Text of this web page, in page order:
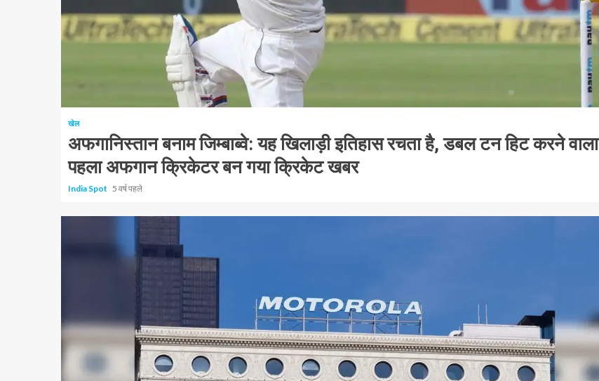
खेल
अफगानिस्तान बनाम जिम्बाब्वे: यह खिलाड़ी इतिहास रचता है, डबल टन हिट करने वाला
पहला अफगान क्रिकेटर बन गया क्रिकेट खबर
India Spot 5 वर्ष पहले